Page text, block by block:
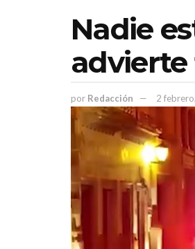
Nadie
advierte
por Redacción 2